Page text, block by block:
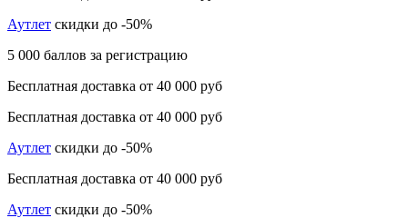
Аутлет скидки до -50%
5 000 баллов за регистрацию
Бесплатная доставка от 40 000 руб
Бесплатная доставка от 40 000 руб
Аутлет скидки до -50%
Бесплатная доставка от 40 000 руб
Аутлет скидки до -50%